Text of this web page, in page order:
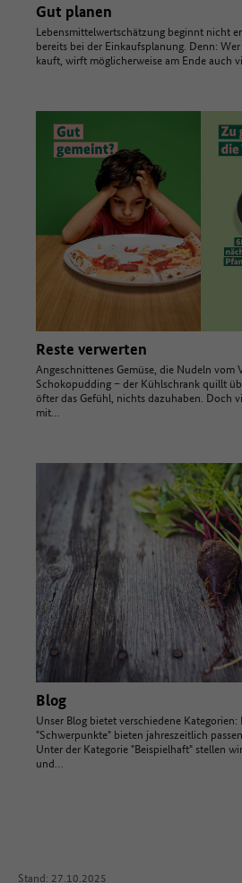
Gut planen
Lebensmittelwertschätzung beginnt nicht
bereits bei der Einkaufsplanung. Denn:
kauft, wirft möglicherweise am Ende auch
Reste verwerten
Angeschnittenes Gemüse, die Nudeln vom
Schokopudding – der Kühlschrank quillt
öfter das Gefühl, nichts dazuhaben. Doch
mit…
Blog
Unser Blog bietet verschiedene
"Schwerpunkte" bieten jahreszeitlich
Unter der Kategorie "Beispielhaft" stellen
und…
Stand: 27.10.2025